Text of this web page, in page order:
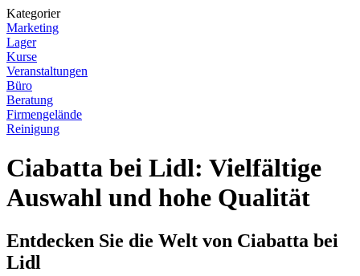
Kategorier
Marketing
Lager
Kurse
Veranstaltungen
Büro
Beratung
Firmengelände
Reinigung
Ciabatta bei Lidl: Vielfältige
Auswahl und hohe Qualität
Entdecken Sie die Welt von Ciabatta bei
Lidl